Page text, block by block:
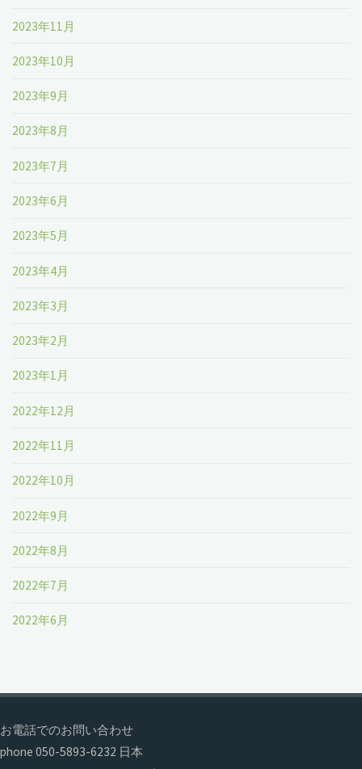
2023年11月
2023年10月
2023年9月
2023年8月
2023年7月
2023年6月
2023年5月
2023年4月
2023年3月
2023年2月
2023年1月
2022年12月
2022年11月
2022年10月
2022年9月
2022年8月
2022年7月
2022年6月
お電話でのお問い合わせ
phone 050-5893-6232 日本